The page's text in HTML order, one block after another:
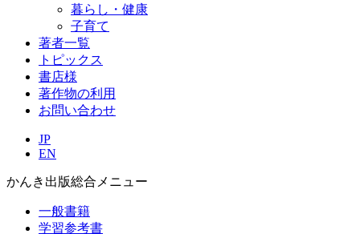
暮らし・健康
子育て
著者一覧
トピックス
書店様
著作物の利用
お問い合わせ
JP
EN
かんき出版総合メニュー
一般書籍
学習参考書